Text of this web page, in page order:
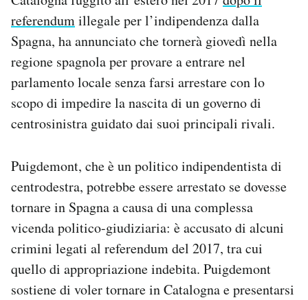
Notifiche mobile
Regala il Post
Hai bisogno di aiuto?
Esci
referendumillegale per l’indipendenza dalla
Spagna, ha annunciato che tornerà giovedì nella
regione spagnola per provare a entrare nel
parlamento locale senza farsi arrestare con lo
scopo di impedire la nascita di un governo di
centrosinistra guidato dai suoi principali rivali.
Puigdemont, che è un politico indipendentista di
centrodestra, potrebbe essere arrestato se dovesse
tornare in Spagna a causa di una complessa
vicenda politico-giudiziaria: è accusato di alcuni
crimini legati al referendum del 2017, tra cui
quello di appropriazione indebita. Puigdemont
sostiene di voler tornare in Catalogna e presentarsi